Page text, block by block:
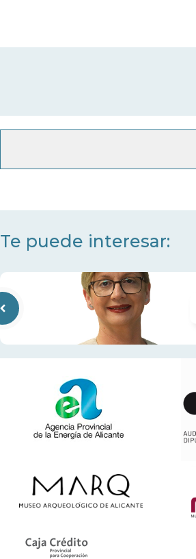
Te puede interesar: